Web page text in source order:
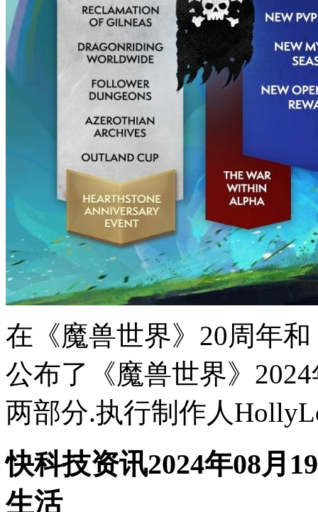
在《魔兽世界》20周年
公布了《魔兽世界》
两部分.执行制作人
快科技资讯2024年08月
生活